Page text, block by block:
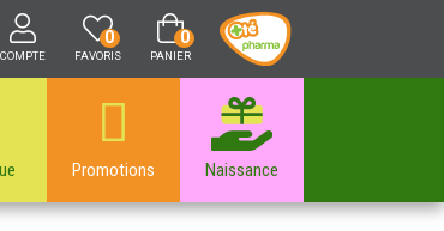
COMPTE FAVORIS
0
PANIER
0
Promotions Naissance